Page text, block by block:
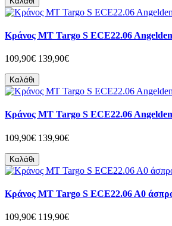
Κράνος MT Targo S ECE22.06
109,90€ 139,90€
Καλάθι
Κράνος MT Targo S ECE22.06
109,90€ 139,90€
Καλάθι
Κράνος MT Targo S ECE22.06 A0
109,90€ 119,90€